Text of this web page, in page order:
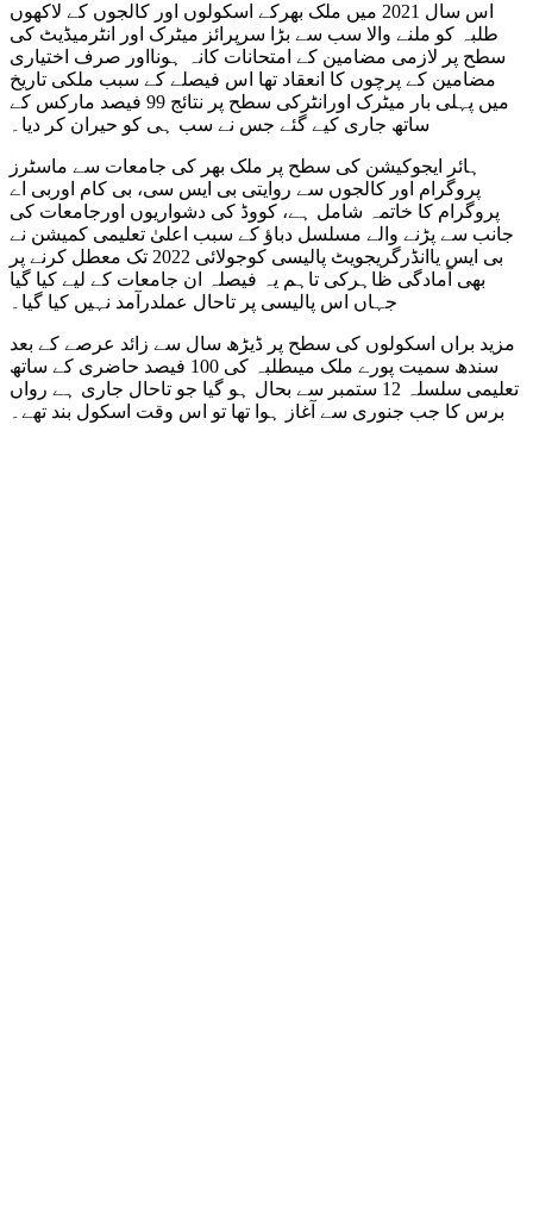
اس سال 2021 میں ملک بھرکے اسکولوں اور کالجوں کے لاکھوں
طلبہ کو ملنے والا سب سے بڑا سرپرائز میٹرک اور انٹرمیڈیٹ کی
سطح پر لازمی مضامین کے امتحانات کانہ ہونااور صرف اختیاری
مضامین کے پرچوں کا انعقاد تھا اس فیصلے کے سبب ملکی تاریخ
میں پہلی بار میٹرک اورانٹرکی سطح پر نتائج 99 فیصد مارکس کے
ساتھ جاری کیے گئے جس نے سب ہی کو حیران کر دیا۔
ہائر ایجوکیشن کی سطح پر ملک بھر کی جامعات سے ماسٹرز
پروگرام اور کالجوں سے روایتی بی ایس سی، بی کام اوربی اے
پروگرام کا خاتمہ شامل ہے، کووڈ کی دشواریوں اورجامعات کی
جانب سے پڑنے والے مسلسل دباؤ کے سبب اعلیٰ تعلیمی کمیشن نے
بی ایس یاانڈرگریجویٹ پالیسی کوجولائی 2022 تک معطل کرنے پر
بھی آمادگی ظاہرکی تاہم یہ فیصلہ ان جامعات کے لیے کیا گیا
جہاں اس پالیسی پر تاحال عملدرآمد نہیں کیا گیا۔
مزید براں اسکولوں کی سطح پر ڈیڑھ سال سے زائد عرصے کے بعد
سندھ سمیت پورے ملک میںطلبہ کی 100 فیصد حاضری کے ساتھ
تعلیمی سلسلہ 12 ستمبر سے بحال ہو گیا جو تاحال جاری ہے رواں
برس کا جب جنوری سے آغاز ہوا تھا تو اس وقت اسکول بند تھے۔